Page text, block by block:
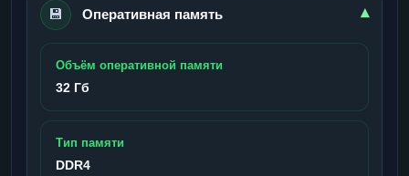
💾 Оперативная память ▾
Объём оперативной памяти
32 Гб
Тип памяти
DDR4